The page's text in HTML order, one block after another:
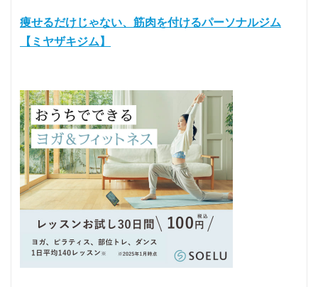
痩せるだけじゃない、筋肉を付けるパーソナルジム
【ミヤザキジム】